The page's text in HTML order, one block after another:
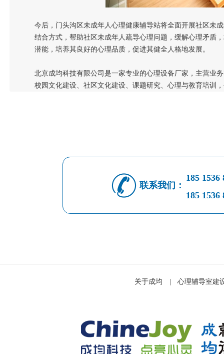
今后，门头沟区未成年人心理健康辅导站将全面开展社区未
结合方式，帮助社区未成年人疏导心理问题，缓解心理矛盾
潜能，培养其良好的心理品质，促进其健全人格地发展。
北京成均科技有限公司是一家专业的心理设备厂家，主营业
校园文化建设、社区文化建设、课题研究、心理与教育培训
联系我们：
185 1536
185 1536
关于成均 心理辅导室建